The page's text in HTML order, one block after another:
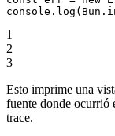
console. log (Bun.
1
2
3
Esto imprime una
fuente donde ocurrió
trace.